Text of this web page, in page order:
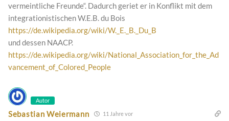
vermeintliche Freunde“. Dadurch geriet er in Konflikt mit dem
integrationistischen W.E.B. du Bois
https://de.wikipedia.org/wiki/W._E._B._Du_B
und dessen NAACP.
https://de.wikipedia.org/wiki/National_Association_for_the_Ad
vancement_of_Colored_People
Autor
Sebastian Weiermann 11 Jahre vor